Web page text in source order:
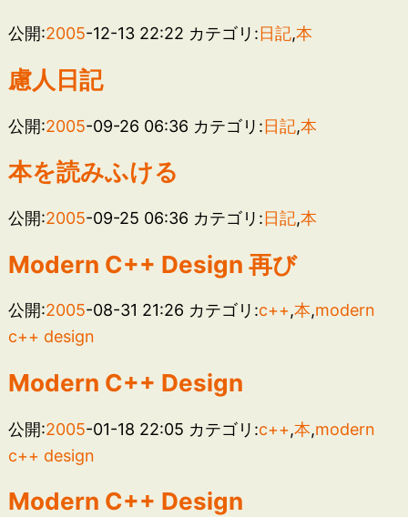
公開:2005-12-13 22:22 カテゴリ:日記,本
慮人日記
公開:2005-09-26 06:36 カテゴリ:日記,本
本を読みふける
公開:2005-09-25 06:36 カテゴリ:日記,本
Modern C++ Design 再び
公開:2005-08-31 21:26 カテゴリ:c++,本,modern
c++ design
Modern C++ Design
公開:2005-01-18 22:05 カテゴリ:c++,本,modern
c++ design
Modern C++ Design